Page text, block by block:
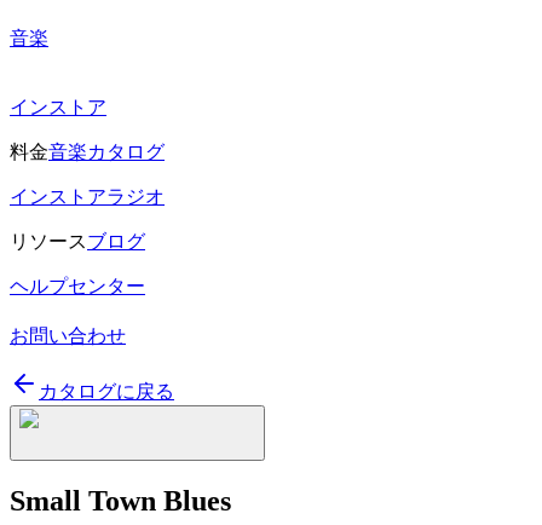
音楽
インストア
料金音楽カタログ
インストアラジオ
リソースブログ
ヘルプセンター
お問い合わせ
カタログに戻る
Small Town Blues